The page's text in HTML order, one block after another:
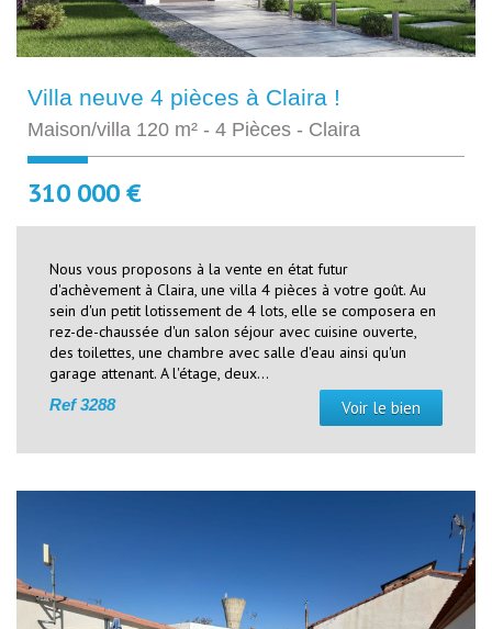
Villa neuve 4 pièces à Claira !
Maison/villa 120 m² - 4 Pièces - Claira
310 000 €
Nous vous proposons à la vente en état futur
d'achèvement à Claira, une villa 4 pièces à votre goût. Au
sein d'un petit lotissement de 4 lots, elle se composera en
rez-de-chaussée d'un salon séjour avec cuisine ouverte,
des toilettes, une chambre avec salle d'eau ainsi qu'un
garage attenant. A l'étage, deux...
Ref3288 Voir le bien